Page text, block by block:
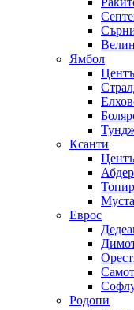
Ямбол
Ксанти
Топир
Еврос
Родопи